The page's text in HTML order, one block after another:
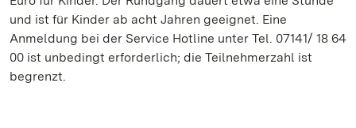
und ist für Kinder ab acht Jahren geeignet. Eine
Anmeldung bei der Service Hotline unter Tel. 07141/ 18 64
00 ist unbedingt erforderlich; die Teilnehmerzahl ist
begrenzt.